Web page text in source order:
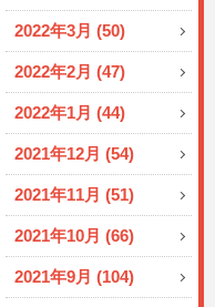
2022年3月 (50)
2022年2月 (47)
2022年1月 (44)
2021年12月 (54)
2021年11月 (51)
2021年10月 (66)
2021年9月 (104)